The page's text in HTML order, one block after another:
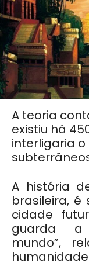
A teoria
existiu há
interligaria
A história
brasileira, é
cidade
guarda
mundo”,